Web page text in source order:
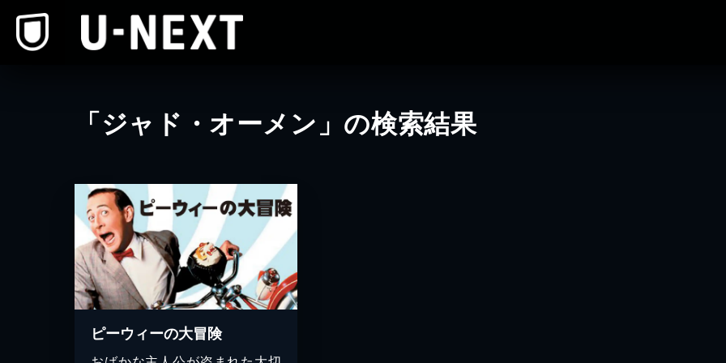
「ジャド・オーメン」の検索結果
ピーウィーの大冒険